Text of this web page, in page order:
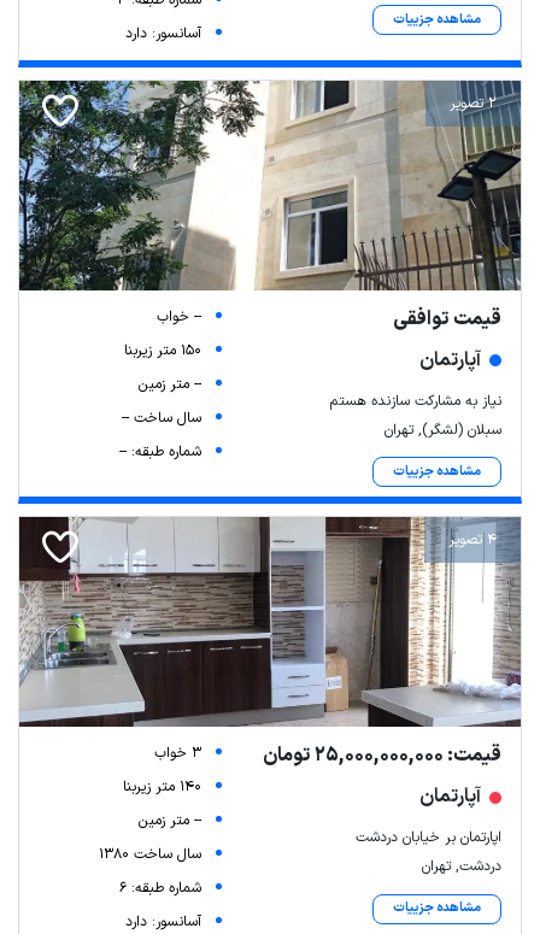
مشاهده جزییات
آسانسور: دارد
2 تصویر
قیمت توافقی
آپارتمان
نیاز به مشارکت سازنده هستم
سبلان (لشگر), تهران
مشاهده جزییات
-- خواب
150 متر زیربنا
-- متر زمین
سال ساخت --
شماره طبقه: --
4 تصویر
قیمت: 25,000,000,000 تومان
آپارتمان
اپارتمان بر خیابان دردشت
دردشت, تهران
مشاهده جزییات
3 خواب
140 متر زیربنا
-- متر زمین
سال ساخت 1380
شماره طبقه: 6
آسانسور: دارد